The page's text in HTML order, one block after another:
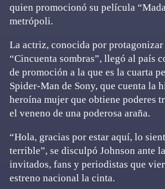
quien promocionó su película
metrópoli.
La actriz, conocida por
“Cincuenta sombras”, llegó al país
de promoción a la que es la cuarta
Spider-Man de Sony, que cuenta la
heroína mujer que obtiene poderes
el veneno de una poderosa araña.
“Hola, gracias por estar aquí, lo
terrible”, se disculpó Johnson ante
invitados, fans y periodistas que
estreno nacional la cinta.